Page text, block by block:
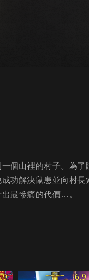
個山裡的村子。為了
功解決鼠患並向村長
最慘痛的代價…。
6.9